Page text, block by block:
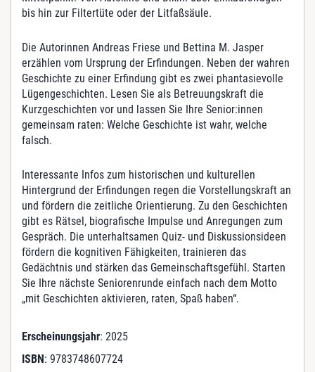
n
M
e
n
g
e
bis hin zur Filtertüte oder der Litfaßsäule.
Die Autorinnen Andreas Friese und Bettina M. Jasper
erzählen vom Ursprung der Erfindungen. Neben der wahren
Geschichte zu einer Erfindung gibt es zwei phantasievolle
Lügengeschichten. Lesen Sie als Betreuungskraft die
Kurzgeschichten vor und lassen Sie Ihre Senior:innen
gemeinsam raten: Welche Geschichte ist wahr, welche
falsch.
Interessante Infos zum historischen und kulturellen
Hintergrund der Erfindungen regen die Vorstellungskraft an
und fördern die zeitliche Orientierung. Zu den Geschichten
gibt es Rätsel, biografische Impulse und Anregungen zum
Gespräch. Die unterhaltsamen Quiz- und Diskussionsideen
fördern die kognitiven Fähigkeiten, trainieren das
Gedächtnis und stärken das Gemeinschaftsgefühl. Starten
Sie Ihre nächste Seniorenrunde einfach nach dem Motto
„mit Geschichten aktivieren, raten, Spaß haben“.
Erscheinungsjahr: 2025
ISBN: 9783748607724